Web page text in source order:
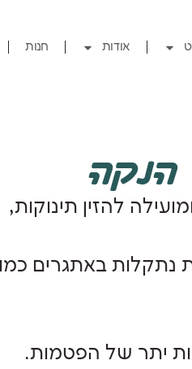
אודות חנות
הנקה
להזין תינוקות,
נתקלות באתגרים
יתר של הפטמות.